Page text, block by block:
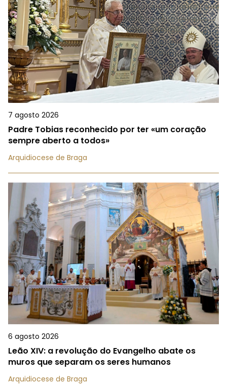
7 agosto 2026
Padre Tobias reconhecido por ter «um coração
sempre aberto a todos»
Arquidiocese de Braga
6 agosto 2026
Leão XIV: a revolução do Evangelho abate os
muros que separam os seres humanos
Arquidiocese de Braga